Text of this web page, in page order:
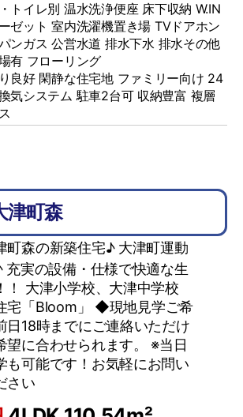
トイレ別 温水洗浄便座 床下収納 W.IN
ゼット 室内洗濯機置き場 TVドアホン
ンガス 公営水道 排水下水 排水その他
有 フローリング
良好 閑静な住宅地 ファミリー向け 24
気システム 駐車2台可 収納豊富 複層
大津町森
町森の新築住宅♪ 大津町運動
充実の設備・仕様で快適な生
！ 大津小学校、大津中学校
宅「Bloom」 ◆現地見学ご希
日18時までにご連絡いただけ
望に合わせられます。 ※当日
も可能です！お気軽にお問い
さい